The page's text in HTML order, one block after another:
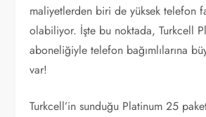
maliyetlerden biri de yüksek telefon
olabiliyor. İşte bu noktada, Turkcell
aboneliğiyle telefon bağımlılarına
var!
Turkcell’in sunduğu Platinum 25